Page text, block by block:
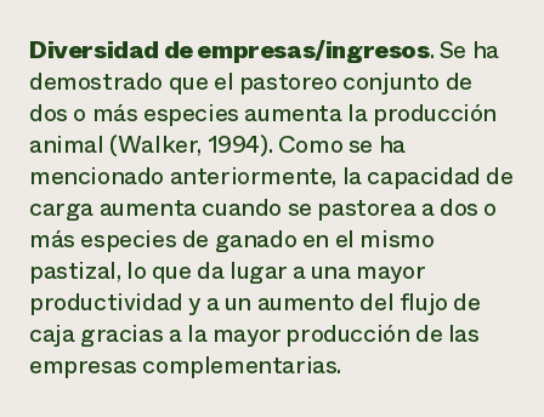
Diversidad de empresas/ingresos. Se ha
demostrado que el pastoreo conjunto de
dos o más especies aumenta la producción
animal (Walker, 1994). Como se ha
mencionado anteriormente, la capacidad de
carga aumenta cuando se pastorea a dos o
más especies de ganado en el mismo
pastizal, lo que da lugar a una mayor
productividad y a un aumento del flujo de
caja gracias a la mayor producción de las
empresas complementarias.